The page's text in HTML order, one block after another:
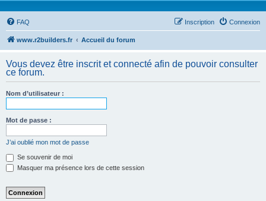
FAQ Connexion
Inscription
www.r2builders.fr Accueil du forum
Vous devez être inscrit et connecté afin de pouvoir consulter
ce forum.
Nom d’utilisateur :
Mot de passe :
J’ai oublié mon mot de passe
Se souvenir de moi
Masquer ma présence lors de cette session